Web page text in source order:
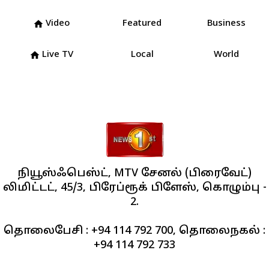
நியூஸ்ஃபெஸ்ட், MTV சேனல் (பிரைவேட்)
லிமிட்டட், 45/3, பிரேப்ரூக் பிளேஸ், கொழும்பு -
2.
தொலைபேசி : +94 114 792 700, தொலைநகல் :
+94 114 792 733
home Video Featured Business
home Live TV Local World